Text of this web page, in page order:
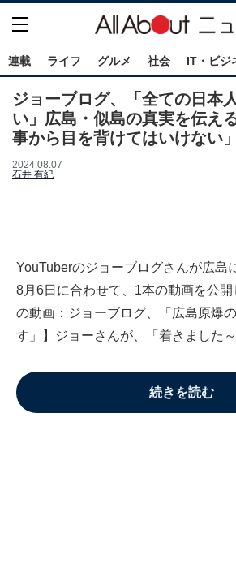
連載 ライフ グルメ 社会 IT・ビジ
ジョーブログ、「全ての日本
い」広島・似島の真実を伝え
事から目を背けてはいけない」
2024.08.07
石井 有紀
YouTuberのジョーブログさんが広島
8月6日に合わせて、1本の動画を公
の動画：ジョーブログ、「広島原爆
す」】ジョーさんが、「着きました
続きを読む